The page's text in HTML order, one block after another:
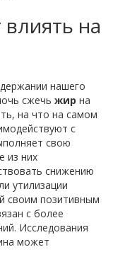
на
нашего
сжечь жир на
на что на самом
с
свою
из них
снижению
утилизации
своим позитивным
с более
Исследования
может